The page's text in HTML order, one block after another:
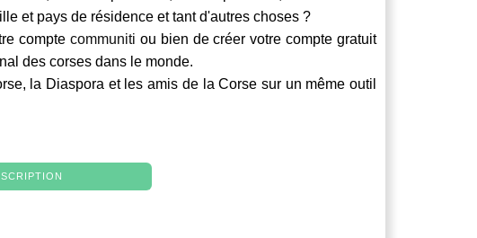
et pays de résidence et tant d'autres choses ?
comptecommuniti ou bien de créer votre compte gratuit
des corses dans le monde.
la Diaspora et les amis de la Corse sur un même outil